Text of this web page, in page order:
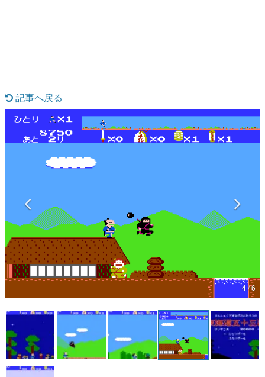
なんでゲームは面白い？
ゲーム開発者・hamatsu氏がゲームの魅力を画面や操作の
です。
の起源や用法の変遷を、コンピューター文化史研究家・タ
カテゴリ
特集記事
マンガ
その他
記事へ戻る
4 / 6